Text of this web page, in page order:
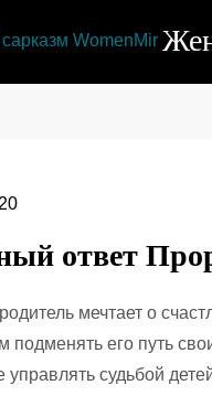
ответ
мечтает о
подменять его путь
управлять судьбой